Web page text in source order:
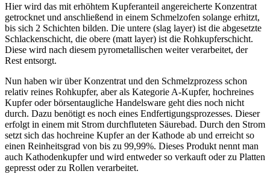
Hier wird das mit erhöhtem Kupferanteil angereicherte Konzentrat
getrocknet und anschließend in einem Schmelzofen solange erhitzt,
bis sich 2 Schichten bilden. Die untere (slag layer) ist die abgesetzte
Schlackenschicht, die obere (matt layer) ist die Rohkupferschicht.
Diese wird nach diesem pyrometallischen weiter verarbeitet, der
Rest entsorgt.
Nun haben wir über Konzentrat und den Schmelzprozess schon
relativ reines Rohkupfer, aber als Kategorie A-Kupfer, hochreines
Kupfer oder börsentaugliche Handelsware geht dies noch nicht
durch. Dazu benötigt es noch eines Endfertigungsprozesses. Dieser
erfolgt in einem mit Strom durchfluteten Säurebad. Durch den Strom
setzt sich das hochreine Kupfer an der Kathode ab und erreicht so
einen Reinheitsgrad von bis zu 99,99%. Dieses Produkt nennt man
auch Kathodenkupfer und wird entweder so verkauft oder zu Platten
gepresst oder zu Rollen verarbeitet.